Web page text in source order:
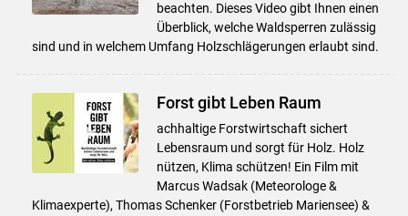
beachten. Dieses Video gibt Ihnen einen
Überblick, welche Waldsperren zulässig
sind und in welchem Umfang Holzschlägerungen erlaubt sind.
Forst gibt Leben Raum
achhaltige Forstwirtschaft sichert
Lebensraum und sorgt für Holz. Holz
nützen, Klima schützen! Ein Film mit
Marcus Wadsak (Meteorologe &
Klimaexperte), Thomas Schenker (Forstbetrieb Mariensee) &